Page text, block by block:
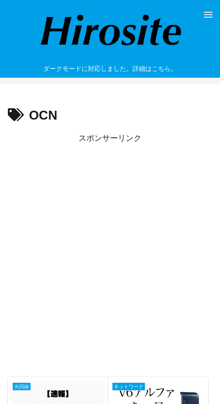
ダークモードに対応しました。詳細はこちら。
OCN
スポンサーリンク
光回線 ネットワーク